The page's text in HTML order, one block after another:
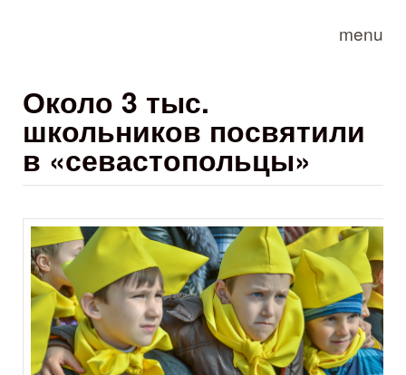
menu
Около 3 тыс.
школьников посвятили
в «севастопольцы»